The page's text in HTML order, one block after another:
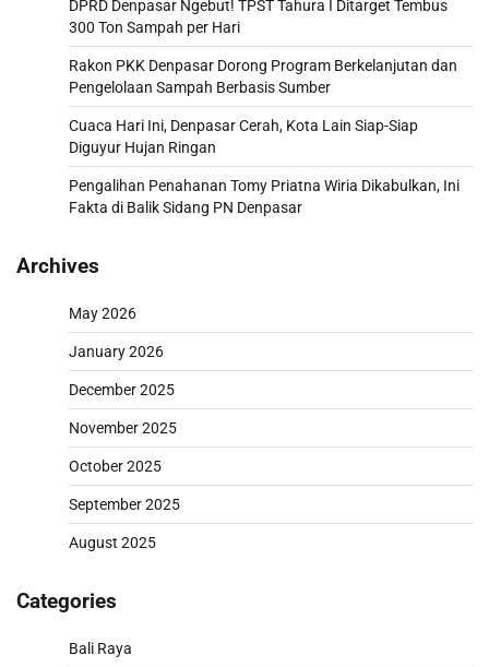
DPRD Denpasar Ngebut! TPST Tahura I Ditarget Tembus
300 Ton Sampah per Hari
Rakon PKK Denpasar Dorong Program Berkelanjutan dan
Pengelolaan Sampah Berbasis Sumber
Cuaca Hari Ini, Denpasar Cerah, Kota Lain Siap-Siap
Diguyur Hujan Ringan
Pengalihan Penahanan Tomy Priatna Wiria Dikabulkan, Ini
Fakta di Balik Sidang PN Denpasar
Archives
May 2026
January 2026
December 2025
November 2025
October 2025
September 2025
August 2025
Categories
Bali Raya